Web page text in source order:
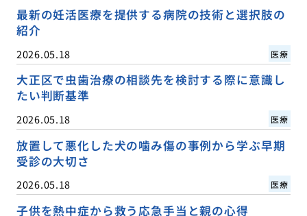
最新の妊活医療を提供する病院の技術と選択肢の
紹介
2026.05.18 医療
大正区で虫歯治療の相談先を検討する際に意識し
たい判断基準
2026.05.18 医療
放置して悪化した犬の噛み傷の事例から学ぶ早期
受診の大切さ
2026.05.18 医療
子供を熱中症から救う応急手当と親の心得